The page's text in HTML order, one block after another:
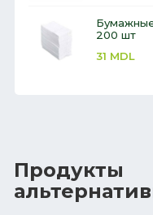
200 шт
31 MDL
Продукты